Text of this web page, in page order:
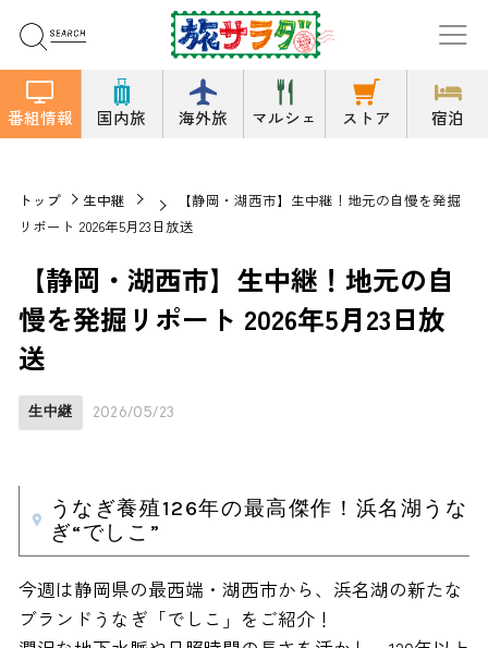
番組情報 国内旅 海外旅 マルシェ ストア 宿泊
トップ 生中継
【静岡・湖西市】生中継！地元の自慢を発掘
リポート 2026年5月23日放送
【静岡・湖西市】生中継！地元の自
慢を発掘リポート 2026年5月23日放
送
生中継 2026/05/23
うなぎ養殖126年の最高傑作！浜名湖うな
ぎ“でしこ”
今週は静岡県の最西端・湖西市から、浜名湖の新たな
ブランドうなぎ「でしこ」をご紹介！